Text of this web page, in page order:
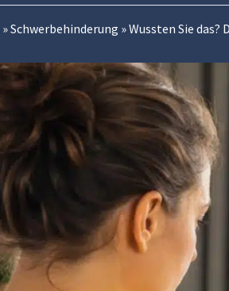
»Schwerbehinderung »Wussten Sie